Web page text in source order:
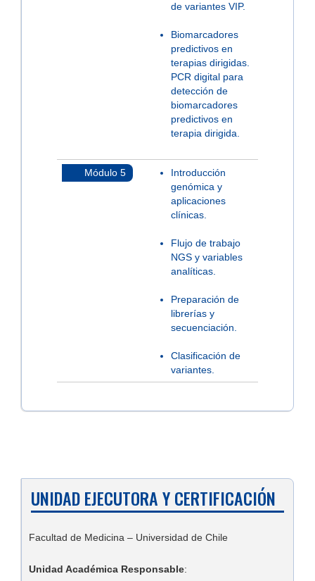
de variantes VIP.
Biomarcadores
predictivos en
terapias dirigidas.
PCR digital para
detección de
biomarcadores
predictivos en
terapia dirigida.
Módulo 5
Introducción
genómica y
aplicaciones
clínicas.
Flujo de trabajo
NGS y variables
analíticas.
Preparación de
librerías y
secuenciación.
Clasificación de
variantes.
UNIDAD EJECUTORA Y CERTIFICACIÓN
Facultad de Medicina – Universidad de Chile
Unidad Académica Responsable: